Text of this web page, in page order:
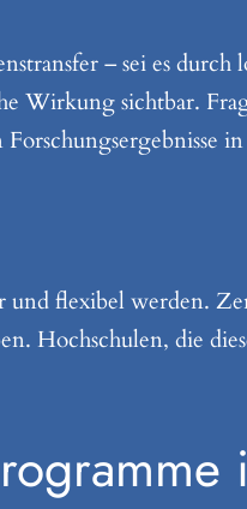
– sei es durch
Wirkung sichtbar.
und flexibel werden.
Hochschulen, die